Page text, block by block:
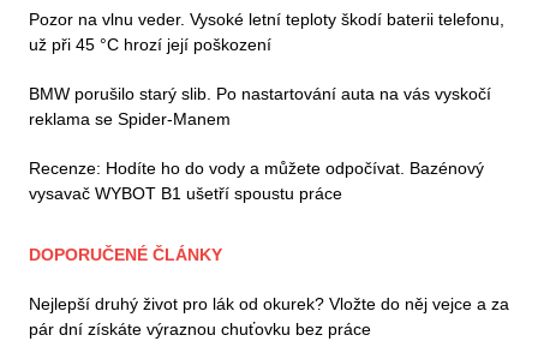
Pozor na vlnu veder. Vysoké letní teploty škodí baterii telefonu,
už při 45 °C hrozí její poškození
BMW porušilo starý slib. Po nastartování auta na vás vyskočí
reklama se Spider-Manem
Recenze: Hodíte ho do vody a můžete odpočívat. Bazénový
vysavač WYBOT B1 ušetří spoustu práce
DOPORUČENÉ ČLÁNKY
Nejlepší druhý život pro lák od okurek? Vložte do něj vejce a za
pár dní získáte výraznou chuťovku bez práce